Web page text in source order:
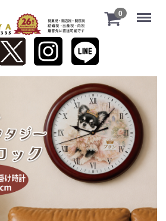
0 Menu